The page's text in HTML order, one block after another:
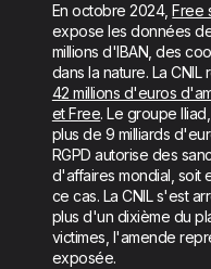
En octobre 2024, Free
expose les données
millions d'IBAN, des
dans la nature. La
42 millions d'euros
et Free. Le groupe
plus de 9 milliards
RGPD autorise des
d'affaires mondial, soit
ce cas. La CNIL s'est
plus d'un dixième du
victimes, l'amende
exposée.